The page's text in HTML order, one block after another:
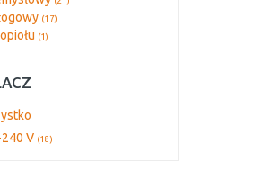
(17)
(1)
V (18)